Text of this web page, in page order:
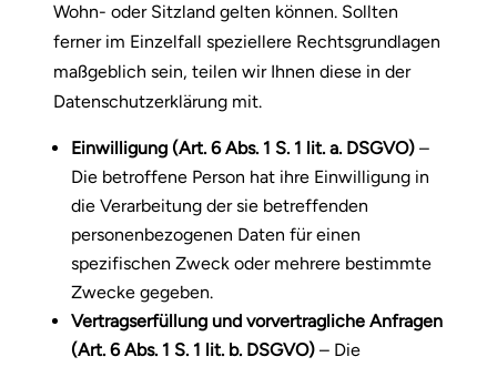
Wohn- oder Sitzland gelten können. Sollten
ferner im Einzelfall speziellere Rechtsgrundlagen
maßgeblich sein, teilen wir Ihnen diese in der
Datenschutzerklärung mit.
Einwilligung (Art. 6 Abs. 1 S. 1 lit. a. DSGVO) –
Die betroffene Person hat ihre Einwilligung in
die Verarbeitung der sie betreffenden
personenbezogenen Daten für einen
spezifischen Zweck oder mehrere bestimmte
Zwecke gegeben.
Vertragserfüllung und vorvertragliche Anfragen
(Art. 6 Abs. 1 S. 1 lit. b. DSGVO) – Die